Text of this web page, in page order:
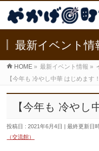
最新イベント情
HOME » 最新イベント情報 »
【今年も 冷やし中華 はじめます！
【今年も 冷やし
投稿日 : 2021年6月4日 最終更新日
（交流館）